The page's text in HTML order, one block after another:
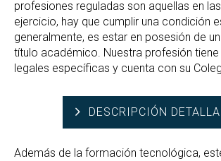
profesiones reguladas son aquellas en
ejercicio, hay que cumplir una condición
generalmente, es estar en posesión de
título académico. Nuestra profesión
legales específicas y cuenta con su
DESCRIPCIÓN
Además de la formación tecnológica,